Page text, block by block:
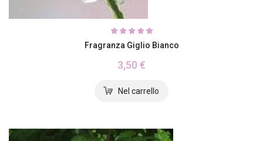
Fragranza Giglio Bianco
3,50 €